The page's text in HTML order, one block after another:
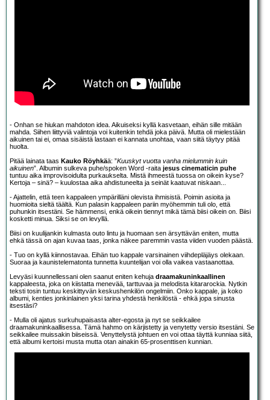
- Onhan se hiukan mahdoton idea. Aikuiseksi kyllä kasvetaan, eihän sille mitään
mahda. Siihen liittyviä valintoja voi kuitenkin tehdä joka päivä. Mutta oli mielestään
aikuinen tai ei, omaa sisäistä lastaan ei kannata unohtaa, vaan siitä täytyy pitää
huolta.
Pitää lainata taas Kauko Röyhkää: ”Kuuskyt vuotta vanha mielummin kuin
aikuinen”. Albumin sulkeva puhe/spoken Word -raita jesus cinematicin puhe
tuntuu aika improvisoidulta purkaukselta. Mistä ihmeestä tuossa on oikein kyse?
Kertoja – sinä? – kuulostaa aika ahdistuneelta ja seinät kaatuvat niskaan...
- Ajattelin, että teen kappaleen ympärilläni olevista ihmisistä. Poimin asioita ja
huomioita sieltä täältä. Kun palasin kappaleen pariin myöhemmin tuli olo, että
puhunkin itsestäni. Se hämmensi, enkä oikein tiennyt mikä tämä biisi oikein on. Biisi
kosketti minua. Siksi se on levyllä.
Biisi on kuulijankin kulmasta outo lintu ja huomaan sen ärsyttävän eniten, mutta
ehkä tässä on ajan kuvaa taas, jonka näkee paremmin vasta viiden vuoden päästä.
- Tuo on kyllä kiinnostavaa. Eihän tuo kappale varsinainen viihdepläjäys olekaan.
Suoraa ja kaunistelematonta tunnetta kuuntelijan voi olla vaikea vastaanottaa.
Levyäsi kuunnellessani olen saanut eniten kehuja draamakuninkaallinen
kappaleesta, joka on kiistatta menevää, tarttuvaa ja melodista kitararockia. Nytkin
teksti tosin tuntuu keskittyvän keskushenkilön ongelmiin. Onko kappale, ja koko
albumi, kenties jonkinlainen yksi tarina yhdestä henkilöstä - ehkä jopa sinusta
itsestäsi?
- Mulla oli ajatus surkuhupaisasta alter-egosta ja nyt se seikkailee
draamakuninkaallisessa. Tämä hahmo on kärjistetty ja venytetty versio itsestäni. Se
seikkailee muissakin biiseissä. Venyttelystä johtuen en voi ottaa täyttä kunniaa siitä,
että albumi kertoisi musta mutta otan ainakin 65-prosenttisen kunnian.